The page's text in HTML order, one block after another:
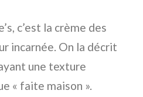
c’est la crème des
incarnée. On la décrit
une texture
« faite maison ».